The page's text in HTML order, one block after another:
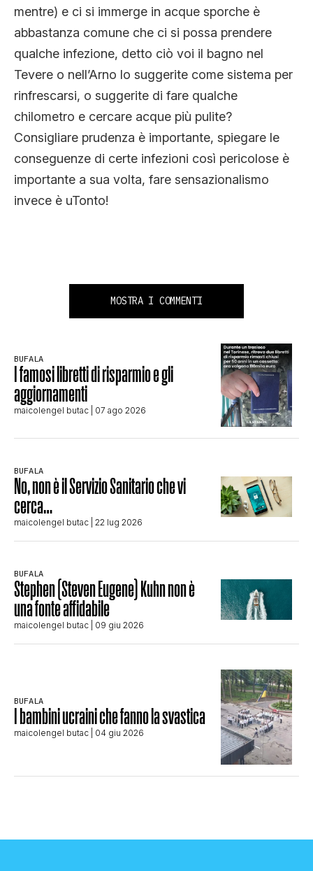
mentre) e ci si immerge in acque sporche è
abbastanza comune che ci si possa prendere
qualche infezione, detto ciò voi il bagno nel
Tevere o nell’Arno lo suggerite come sistema per
rinfrescarsi, o suggerite di fare qualche
chilometro e cercare acque più pulite?
Consigliare prudenza è importante, spiegare le
conseguenze di certe infezioni così pericolose è
importante a sua volta, fare sensazionalismo
invece è uTonto!
MOSTRA I COMMENTI
BUFALA
I famosi libretti di risparmio e gli
aggiornamenti
maicolengel butac | 07 ago 2026
BUFALA
No, non è il Servizio Sanitario che vi
cerca…
maicolengel butac | 22 lug 2026
BUFALA
Stephen (Steven Eugene) Kuhn non è
una fonte affidabile
maicolengel butac | 09 giu 2026
BUFALA
I bambini ucraini che fanno la svastica
maicolengel butac | 04 giu 2026